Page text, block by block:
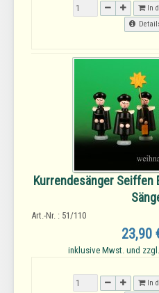
In
Kurrendesänger Seiffen
Art.-Nr. : 51/110
23,90
inklusive Mwst. und
In